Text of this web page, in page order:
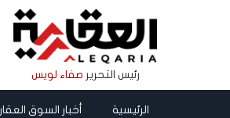
رئيس التحرير صفاء لويس
الرئيسية أخبار السوق